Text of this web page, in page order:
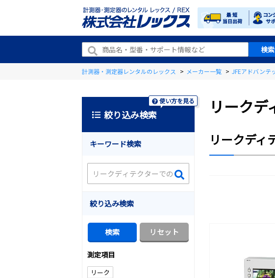
計測器・測定器レンタルのレックス > メーカー一覧 > JFEアドバンテ
リーク
リークディ
絞り込み検索
使い方を見る
キーワード検索
絞り込み検索
測定項目
リーク